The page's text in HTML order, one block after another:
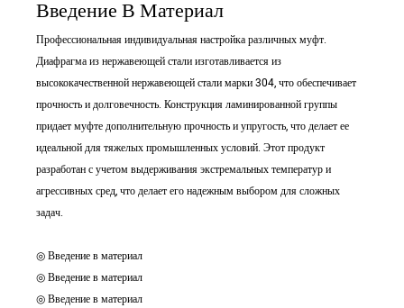
Введение В Материал
Профессиональная индивидуальная настройка различных муфт.
Диафрагма из нержавеющей стали изготавливается из
высококачественной нержавеющей стали марки 304, что обеспечивает
прочность и долговечность. Конструкция ламинированной группы
придает муфте дополнительную прочность и упругость, что делает ее
идеальной для тяжелых промышленных условий. Этот продукт
разработан с учетом выдерживания экстремальных температур и
агрессивных сред, что делает его надежным выбором для сложных
задач.
◎ Введение в материал
◎ Введение в материал
◎ Введение в материал